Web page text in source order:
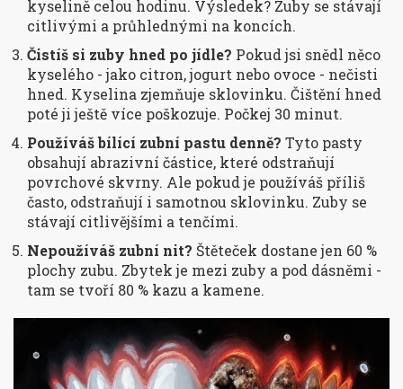
kyselině celou hodinu. Výsledek? Zuby se stávají
citlivými a průhlednými na koncích.
Čistíš si zuby hned po jídle? Pokud jsi snědl něco
kyselého - jako citron, jogurt nebo ovoce - nečisti
hned. Kyselina zjemňuje sklovinku. Čištění hned
poté ji ještě více poškozuje. Počkej 30 minut.
Používáš bílící zubní pastu denně? Tyto pasty
obsahují abrazivní částice, které odstraňují
povrchové skvrny. Ale pokud je používáš příliš
často, odstraňují i samotnou sklovinku. Zuby se
stávají citlivějšími a tenčími.
Nepoužíváš zubní nit? Štěteček dostane jen 60 %
plochy zubu. Zbytek je mezi zuby a pod dásněmi -
tam se tvoří 80 % kazu a kamene.